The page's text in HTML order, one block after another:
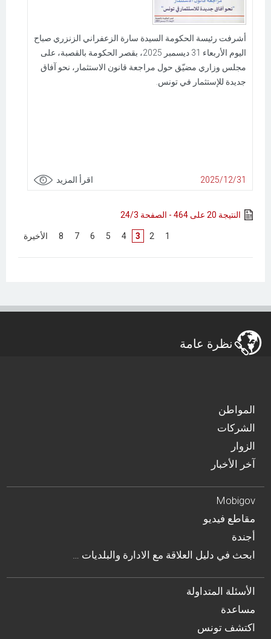
أشرفت رئيسة الحكومة السيدة سارة الزعفراني الزنزري صباح
اليوم الأربعاء 31 ديسمبر 2025، بقصر الحكومة بالقصبة، على
مجلس وزاري مضيّق حول مراجعة قانون الاستثمار، نحو آفاق
جديدة للإستثمار في تونس.
2025/12/31 اقرأ المزيد
النتيجة 20 على 464 - الصفحة 24/3
1
2
3
4
5
6
7
8 الأخيرة
نظرة عامة
المواطن
الشركات
الزوار
آخر الأخبار
Mobigov
مقاطع فيديو
أجندة
… ابحث في دليل العلاقة مع الادارة والبلديات
الأسئلة المتداولة
مساعدة
اكتشف تونس